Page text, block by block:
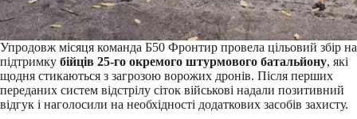
Упродовж місяця команда Б50 Фронтир провела цільовий збір на
підтримку бійців 25-го окремого штурмового батальйону, які
щодня стикаються з загрозою ворожих дронів. Після перших
переданих систем відстрілу сіток військові надали позитивний
відгук і наголосили на необхідності додаткових засобів захисту.